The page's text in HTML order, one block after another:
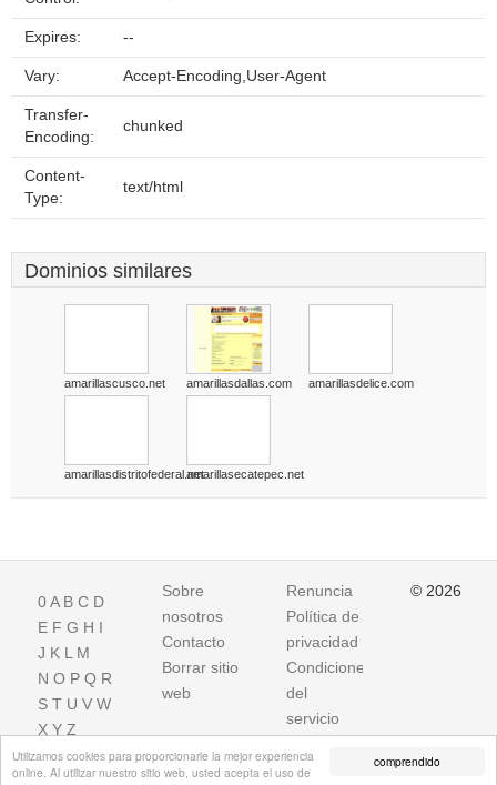
comprendido
Utilizamos cookies para proporcionarle la mejor experiencia
online. Al utilizar nuestro sitio web, usted acepta el uso de
Expires: --
Vary: Accept-Encoding,User-Agent
Transfer-
Encoding:
chunked
Content-
Type:
text/html
Dominios similares
amarillascusco.net amarillasdallas.com amarillasdelice.com
amarillasdistritofederal.netamarillasecatepec.net
0A B C D
E F G H I
J K L M
N O P Q R
S T U V W
X Y Z
Sobre
nosotros
Contacto
Borrar sitio
web
Renuncia
Política de
privacidad
Condiciones
del
servicio
© 2026